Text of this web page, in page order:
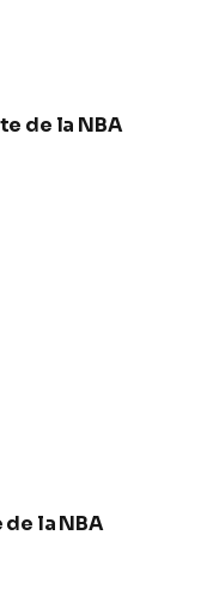
de la NBA
la NBA